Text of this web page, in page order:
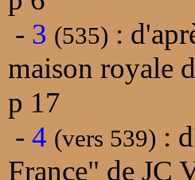
- 3 (535) :
maison royale
p 17
- 4 (vers 539) :
France" de JC